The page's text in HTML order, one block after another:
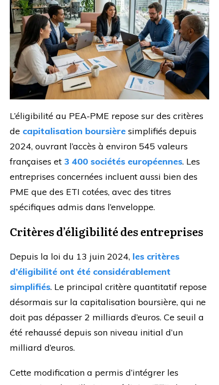
L’éligibilité au PEA-PME repose sur des critères
de capitalisation boursière simplifiés depuis
2024, ouvrant l’accès à environ 545 valeurs
françaises et 3 400 sociétés européennes. Les
entreprises concernées incluent aussi bien des
PME que des ETI cotées, avec des titres
spécifiques admis dans l’enveloppe.
Critères d’éligibilité des entreprises
Depuis la loi du 13 juin 2024, les critères
d’éligibilité ont été considérablement
simplifiés. Le principal critère quantitatif repose
désormais sur la capitalisation boursière, qui ne
doit pas dépasser 2 milliards d’euros. Ce seuil a
été rehaussé depuis son niveau initial d’un
milliard d’euros.
Cette modification a permis d’intégrer les